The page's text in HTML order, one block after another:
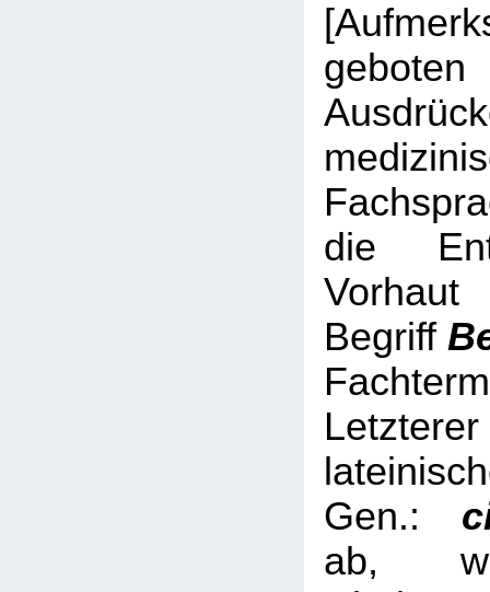
die
Begriff
Gen.:
ab,